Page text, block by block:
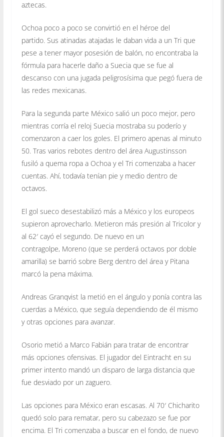
aztecas.
Ochoa poco a poco se convirtió en el héroe del
partido. Sus atinadas atajadas le daban vida a un Tri que
pese a tener mayor posesión de balón, no encontraba la
fórmula para hacerle daño a Suecia que se fue al
descanso con una jugada peligrosísima que pegó fuera de
las redes mexicanas.
Para la segunda parte México salió un poco mejor, pero
mientras corría el reloj Suecia mostraba su poderío y
comenzaron a caer los goles. El primero apenas al minuto
50. Tras varios rebotes dentro del área Augustinsson
fusiló a quema ropa a Ochoa y el Tri comenzaba a hacer
cuentas. Ahí, todavía tenían pie y medio dentro de
octavos.
El gol sueco desestabilizó más a México y los europeos
supieron aprovecharlo. Metieron más presión al Tricolor y
al 62′ cayó el segundo. De nuevo en un
contragolpe, Moreno (que se perderá octavos por doble
amarilla) se barrió sobre Berg dentro del área y Pitana
marcó la pena máxima.
Andreas Granqvist la metió en el ángulo y ponía contra las
cuerdas a México, que seguía dependiendo de él mismo
y otras opciones para avanzar.
Osorio metió a Marco Fabián para tratar de encontrar
más opciones ofensivas. El jugador del Eintracht en su
primer intento mandó un disparo de larga distancia que
fue desviado por un zaguero.
Las opciones para México eran escasas. Al 70′ Chicharito
quedó solo para rematar, pero su cabezazo se fue por
encima. El Tri comenzaba a buscar en el fondo, de nuevo